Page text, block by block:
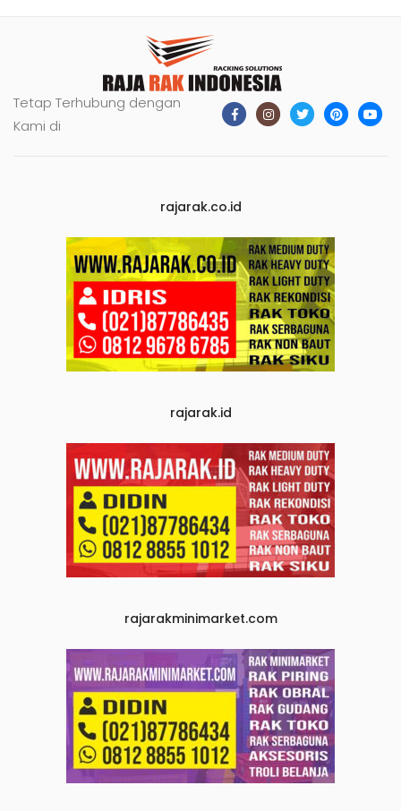
Tetap Terhubung dengan
Kami di
rajarak.co.id
rajarak.id
rajarakminimarket.com